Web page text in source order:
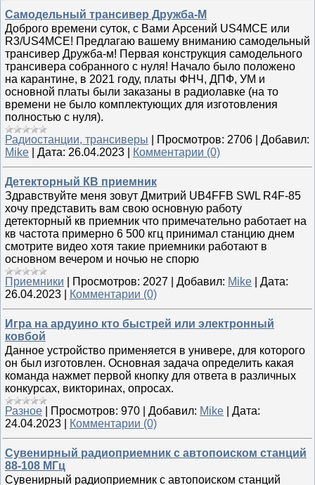
Самодельный трансивер Дружба-М
Доброго времени суток, с Вами Арсений US4MCE или
R3/US4MCE! Предлагаю вашему вниманию самодельный
трансивер Дружба-м! Первая конструкция самодельного
трансивера собранного с нуля! Начало было положено
на карантине, в 2021 году, платы ФНЧ, ДПФ, УМ и
основной платы были заказаны в радиолавке (на то
времени не было комплектующих для изготовления
полностью с нуля).
Радиостанции, трансиверы
Просмотров: 2706
Добавил:
Mike
Дата: 26.04.2023 Комментарии (0)
Детекторный КВ приемник
Здравствуйте меня зовут Дмитрий UB4FFB SWL R4F-85
хочу представить вам свою основную работу
детекторный кв приемник что примечательно работает на
кв частота примерно 6 500 кгц принимал станцию днем
смотрите видео хотя такие приемники работают в
основном вечером и ночью не спорю
Приемники
Просмотров: 2027 Добавил: Mike
Дата:
26.04.2023
Комментарии (0)
Игра на ардуино кто быстрей или электронный
ковбой
Данное устройство применяется в универе, для которого
он был изготовлен. Основная задача определить какая
команда нажмет первой кнопку для ответа в различных
конкурсах, викторинах, опросах.
Разное
Просмотров: 970 Добавил: Mike
Дата:
24.04.2023
Комментарии (0)
Сувенирный радиоприемник с автопоиском станций
88-108 МГц
Сувенирный радиоприемник с автопоиском станций